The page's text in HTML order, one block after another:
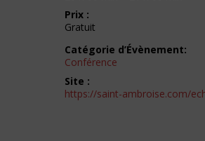
Prix :
Gratuit
Catégorie d’Évènement:
Conférence
Site :
https://saint-ambroise.com/